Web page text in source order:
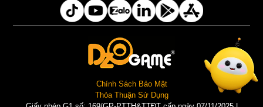
Chính Sách Bảo Mật
Thỏa Thuận Sử Dụng